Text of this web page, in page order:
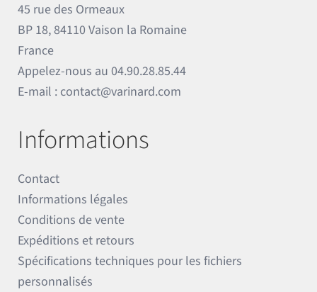
45 rue des Ormeaux
BP 18, 84110 Vaison la Romaine
France
Appelez-nous au04.90.28.85.44
E-mail : contact@varinard.com
Informations
Contact
Informations légales
Conditions de vente
Expéditions et retours
Spécifications techniques pour les fichiers
personnalisés